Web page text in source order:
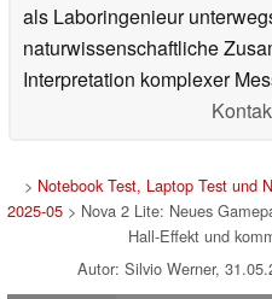
als Laboringenieur
naturwissenschaftliche
Interpretation komplexer
> Notebook Test, Laptop Test und
2025-05 > Nova 2 Lite: Neues
Hall-Effekt und
Autor: Silvio Werner,